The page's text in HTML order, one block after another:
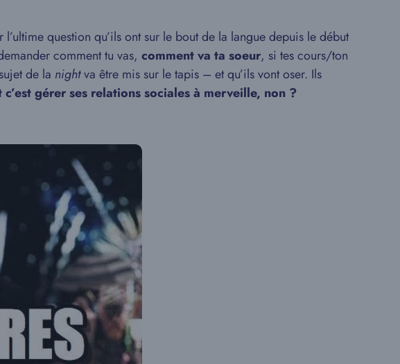
l’ultime question qu’ils ont sur le bout de la langue depuis le début
comment tu vas, comment va ta soeur, si tes cours/ton
de la nightva être mis sur le tapis – et qu’ils vont oser. Ils
gérer ses relations sociales à merveille, non ?